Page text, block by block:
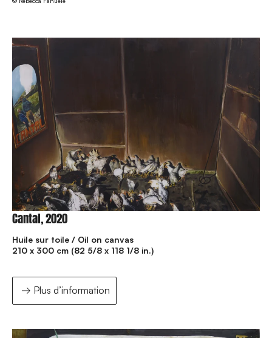
Cantal, 2020
Huile sur toile / Oil on canvas
210 x 300 cm (82 5/8 x 118 1/8 in.)
Plus d’information